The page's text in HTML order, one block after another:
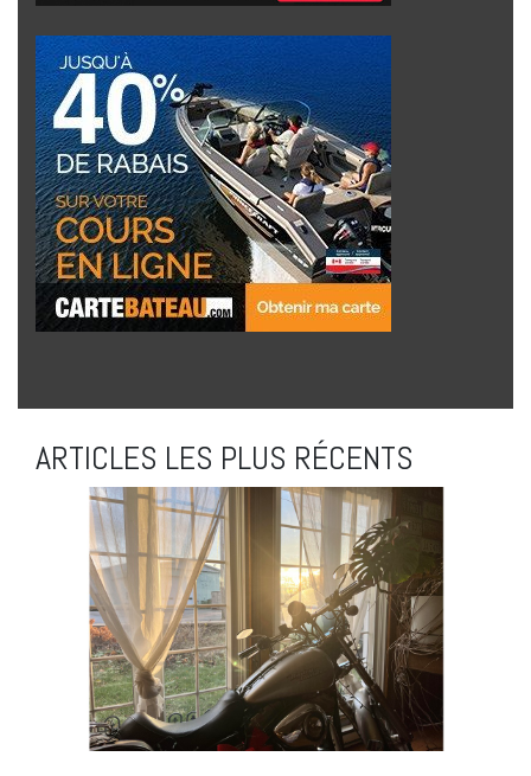
ARTICLES LES PLUS RÉCENTS